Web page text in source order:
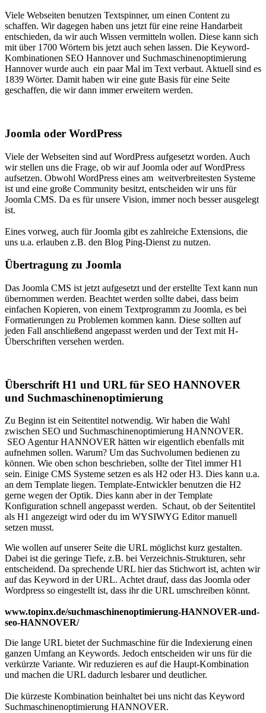
Viele Webseiten benutzen Textspinner, um einen Content zu
schaffen. Wir dagegen haben uns jetzt für eine reine Handarbeit
entschieden, da wir auch Wissen vermitteln wollen. Diese kann sich
mit über 1700 Wörtern bis jetzt auch sehen lassen. Die Keyword-
Kombinationen SEO Hannover und Suchmaschinenoptimierung
Hannover wurde auch ein paar Mal im Text verbaut. Aktuell sind es
1839 Wörter. Damit haben wir eine gute Basis für eine Seite
geschaffen, die wir dann immer erweitern werden.
Joomla oder WordPress
Viele der Webseiten sind auf WordPress aufgesetzt worden. Auch
wir stellen uns die Frage, ob wir auf Joomla oder auf WordPress
aufsetzen. Obwohl WordPress eines am weitverbreitesten Systeme
ist und eine große Community besitzt, entscheiden wir uns für
Joomla CMS. Da es für unsere Vision, immer noch besser ausgelegt
ist.
Eines vorweg, auch für Joomla gibt es zahlreiche Extensions, die
uns u.a. erlauben z.B. den Blog Ping-Dienst zu nutzen.
Übertragung zu Joomla
Das Joomla CMS ist jetzt aufgesetzt und der erstellte Text kann nun
übernommen werden. Beachtet werden sollte dabei, dass beim
einfachen Kopieren, von einem Textprogramm zu Joomla, es bei
Formatierungen zu Problemen kommen kann. Diese sollten auf
jeden Fall anschließend angepasst werden und der Text mit H-
Überschriften versehen werden.
Überschrift H1 und URL für SEO HANNOVER
und Suchmaschinenoptimierung
Zu Beginn ist ein Seitentitel notwendig. Wir haben die Wahl
zwischen SEO und Suchmaschinenoptimierung HANNOVER.
SEO Agentur HANNOVER hätten wir eigentlich ebenfalls mit
aufnehmen sollen. Warum? Um das Suchvolumen bedienen zu
können. Wie oben schon beschrieben, sollte der Titel immer H1
sein. Einige CMS Systeme setzen es als H2 oder H3. Dies kann u.a.
an dem Template liegen. Template-Entwickler benutzen die H2
gerne wegen der Optik. Dies kann aber in der Template
Konfiguration schnell angepasst werden. Schaut, ob der Seitentitel
als H1 angezeigt wird oder du im WYSIWYG Editor manuell
setzen musst.
Wie wollen auf unserer Seite die URL möglichst kurz gestalten.
Dabei ist die geringe Tiefe, z.B. bei Verzeichnis-Strukturen, sehr
entscheidend. Da sprechende URL hier das Stichwort ist, achten wir
auf das Keyword in der URL. Achtet drauf, dass das Joomla oder
Wordpress so eingestellt ist, dass ihr die URL umschreiben könnt.
www.topinx.de/suchmaschinenoptimierung-HANNOVER-und-
seo-HANNOVER/
Die lange URL bietet der Suchmaschine für die Indexierung einen
ganzen Umfang an Keywords. Jedoch entscheiden wir uns für die
verkürzte Variante. Wir reduzieren es auf die Haupt-Kombination
und machen die URL dadurch lesbarer und deutlicher.
Die kürzeste Kombination beinhaltet bei uns nicht das Keyword
Suchmaschinenoptimierung HANNOVER.